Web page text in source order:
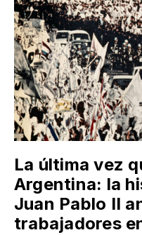
La última vez
Argentina: la
Juan Pablo II
trabajadores